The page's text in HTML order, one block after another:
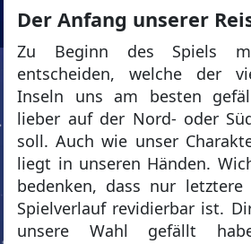
Der Anfang unserer
Zu Beginn des Spiels
entscheiden, welche der
Inseln uns am besten
lieber auf der Nord- oder
soll. Auch wie unser
liegt in unseren Händen.
bedenken, dass nur letztere
Spielverlauf revidierbar ist.
unsere Wahl gefällt